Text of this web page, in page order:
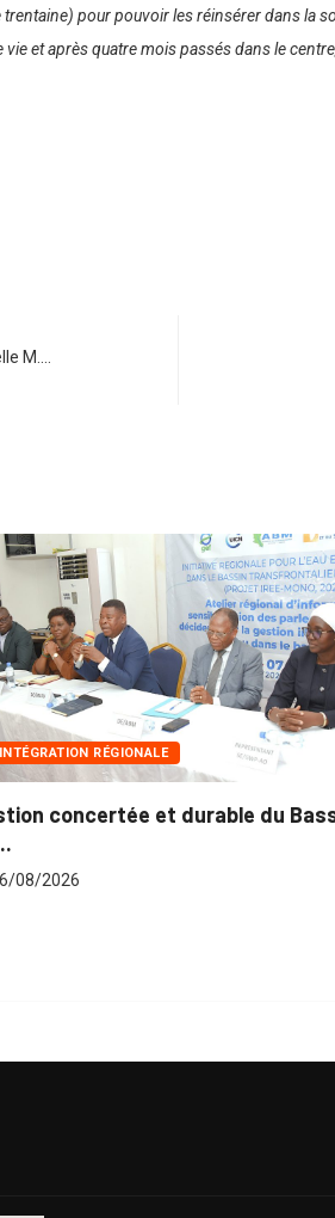
trentaine) pour pouvoir les réinsérer dans la
et après quatre mois passés dans le
M.…
du Bassin
Suite aux